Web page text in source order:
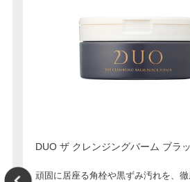
DUO ザ クレンジングバーム ブラ
頑固に居座る角栓や黒ずみ汚れを、